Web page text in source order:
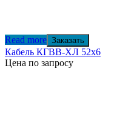
Read more Заказать
Кабель КГВВ-ХЛ 52х6
Цена по запросу